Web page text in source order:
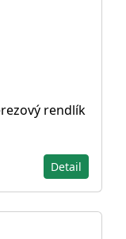
rendlík
Detail